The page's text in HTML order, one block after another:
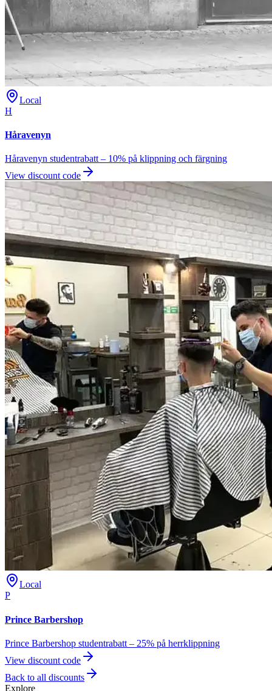
Local
H
Håravenyn
Håravenyn studentrabatt – 10% på klippning och färgning
View discount code
Local
P
Prince Barbershop
Prince Barbershop studentrabatt – 25% på herrklippning
View discount code
Back to all discounts
Explore